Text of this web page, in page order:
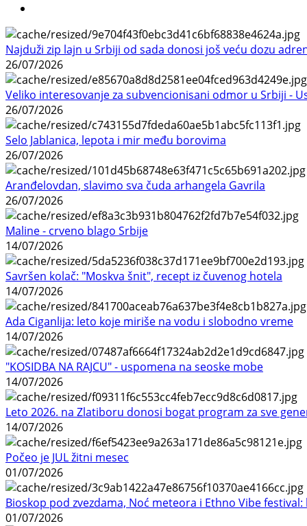
Najduži zip lajn u Srbiji od sada donosi još veću dozu
26/07/2026
Veliko interesovanje za subvencionisani odmor u Srbiji -
26/07/2026
Selo Jablanica, lepota i mir među borovima
26/07/2026
Aranđelovdan, slavimo sva čuda arhangela Gavrila
26/07/2026
Maline - crveno blago Srbije
14/07/2026
Savršen kolač: "Moskva šnit", recept iz čuvenog hotela
14/07/2026
Ada Ciganlija: leto koje miriše na vodu i slobodno vreme
14/07/2026
"KOSIDBA NA RAJCU" - uspomena na seoske mobe
14/07/2026
Leto 2026. na Zlatiboru donosi bogat program za sve
14/07/2026
Počeo je JUL žitni mesec
01/07/2026
Bioskop pod zvezdama, Noć meteora i Ethno Vibe
01/07/2026